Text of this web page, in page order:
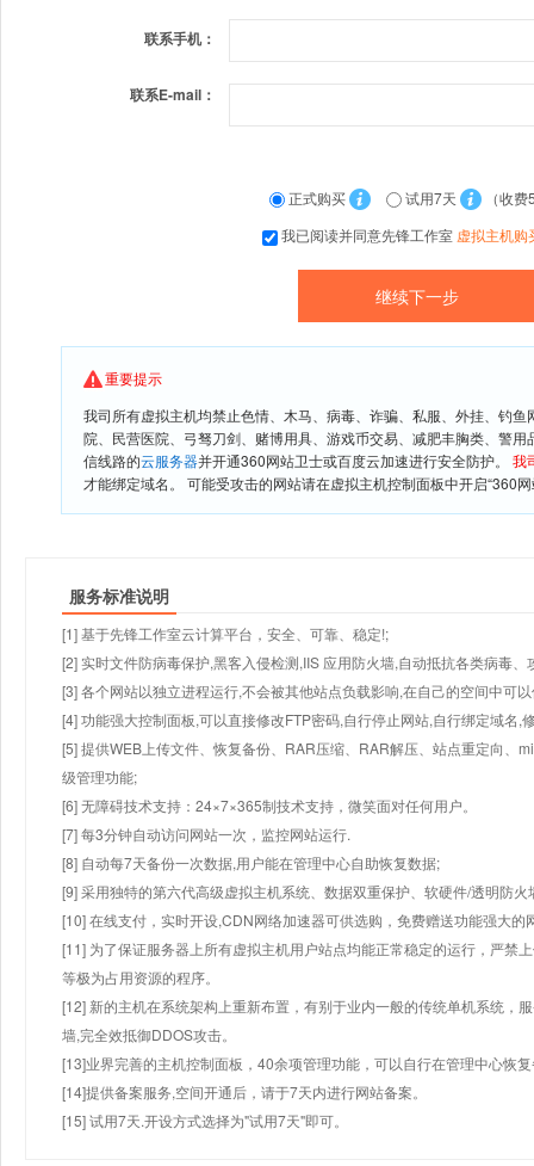
联系手机：
联系E-mail：
正式购买 试用7天
（收费
我已阅读并同意先锋工作室 虚拟主机购
重要提示
我司所有虚拟主机均禁止色情、木马、病毒、诈骗、私服、外挂、钓
院、民营医院、弓驽刀剑、赌博用具、游戏币交易、减肥丰胸类、警
信线路的云服务器并开通360网站卫士或百度云加速进行安全防护。 我
才能绑定域名。 可能受攻击的网站请在虚拟主机控制面板中开启“360
服务标准说明
[1] 基于先锋工作室云计算平台，安全、可靠、稳定!;
[2] 实时文件防病毒保护,黑客入侵检测,IIS 应用防火墙,自动抵抗各类病毒、
[3] 各个网站以独立进程运行,不会被其他站点负载影响,在自己的空间中可
[4] 功能强大控制面板,可以直接修改FTP密码,自行停止网站,自行绑定域名,
[5] 提供WEB上传文件、恢复备份、RAR压缩、RAR解压、站点重定向、
级管理功能;
[6] 无障碍技术支持：24×7×365制技术支持，微笑面对任何用户。
[7] 每3分钟自动访问网站一次，监控网站运行.
[8] 自动每7天备份一次数据,用户能在管理中心自助恢复数据;
[9] 采用独特的第六代高级虚拟主机系统、数据双重保护、软硬件/透明防火
[10] 在线支付，实时开设,CDN网络加速器可供选购，免费赠送功能强大
[11] 为了保证服务器上所有虚拟主机用户站点均能正常稳定的运行，严禁
等极为占用资源的程序。
[12] 新的主机在系统架构上重新布置，有别于业内一般的传统单机系统，
墙,完全效抵御DDOS攻击。
[13]业界完善的主机控制面板，40余项管理功能，可以自行在管理中心恢
[14]提供备案服务,空间开通后，请于7天内进行网站备案。
[15] 试用7天.开设方式选择为"试用7天"即可。